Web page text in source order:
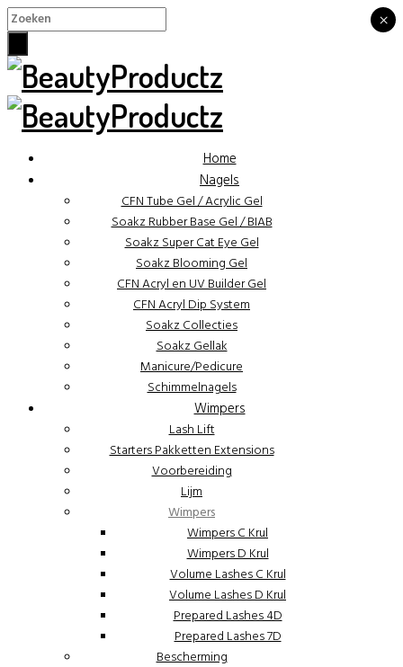
Home
Nagels
CFN Tube Gel / Acrylic Gel
Soakz Rubber Base Gel / BIAB
Soakz Super Cat Eye Gel
Soakz Blooming Gel
CFN Acryl en UV Builder Gel
CFN Acryl Dip System
Soakz Collecties
Soakz Gellak
Manicure/Pedicure
Schimmelnagels
Wimpers
Lash Lift
Starters Pakketten Extensions
Voorbereiding
Lijm
Wimpers
Wimpers C Krul
Wimpers D Krul
Volume Lashes C Krul
Volume Lashes D Krul
Prepared Lashes 4D
Prepared Lashes 7D
Bescherming
×